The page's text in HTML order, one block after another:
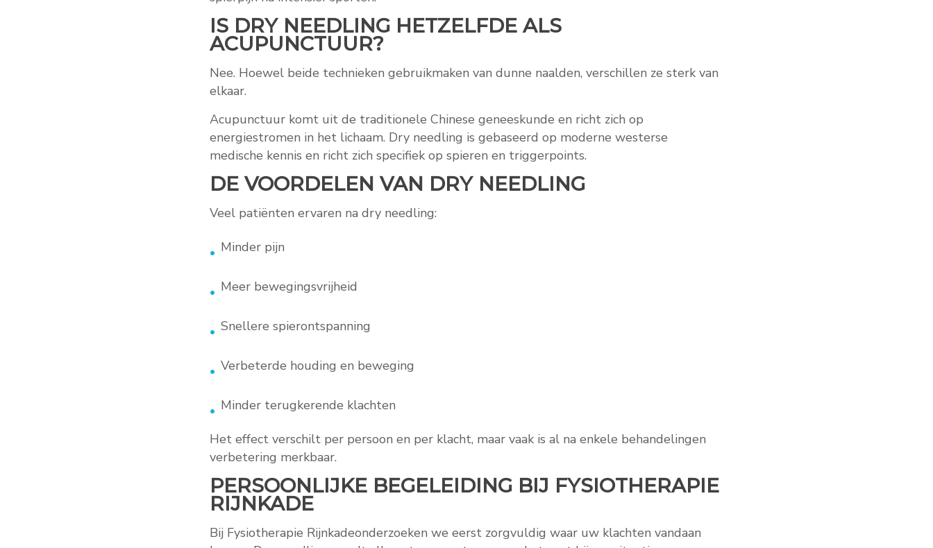
IS DRY NEEDLING HETZELFDE ALS
ACUPUNCTUUR?
Nee. Hoewel beide technieken gebruikmaken van dunne naalden, verschillen ze sterk van
elkaar.
Acupunctuur komt uit de traditionele Chinese geneeskunde en richt zich op
energiestromen in het lichaam. Dry needling is gebaseerd op moderne westerse
medische kennis en richt zich specifiek op spieren en triggerpoints.
DE VOORDELEN VAN DRY NEEDLING
Veel patiënten ervaren na dry needling:
Minder pijn
Meer bewegingsvrijheid
Snellere spierontspanning
Verbeterde houding en beweging
Minder terugkerende klachten
Het effect verschilt per persoon en per klacht, maar vaak is al na enkele behandelingen
verbetering merkbaar.
PERSOONLIJKE BEGELEIDING BIJ FYSIOTHERAPIE
RIJNKADE
Bij Fysiotherapie Rijnkadeonderzoeken we eerst zorgvuldig waar uw klachten vandaan